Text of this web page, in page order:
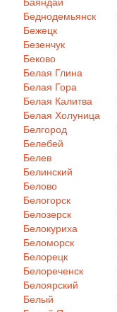
Беднодемьянск
Бежецк
Безенчук
Беково
Белая Глина
Белая Гора
Белая Калитва
Белая Холуница
Белгород
Белебей
Белев
Белинский
Белово
Белогорск
Белозерск
Белокуриха
Беломорск
Белорецк
Белореченск
Белоярский
Белый